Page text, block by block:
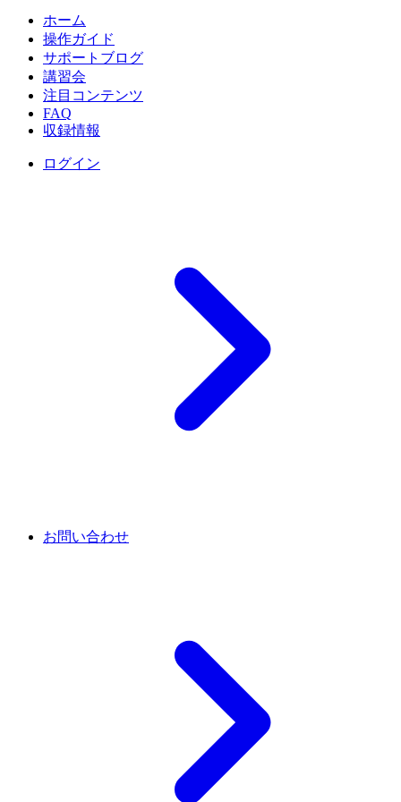
ホーム
操作ガイド
サポートブログ
講習会
注目コンテンツ
FAQ
収録情報
ログイン
お問い合わせ